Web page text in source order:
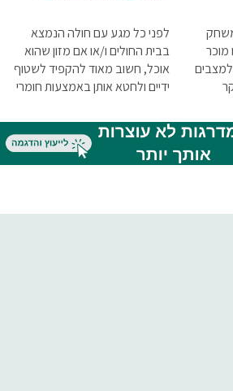
מוכר
לפני כל מגע עם חולה הנמצא
בבית החולים ו/או אם מזון שהוא
אוכל, חשוב מאוד להקפיד לשטוף
ידיים ולחטא אותן באמצעות חומרי
בקבוקונים המכילים נוזלי חיטוי
אלכוהוליים